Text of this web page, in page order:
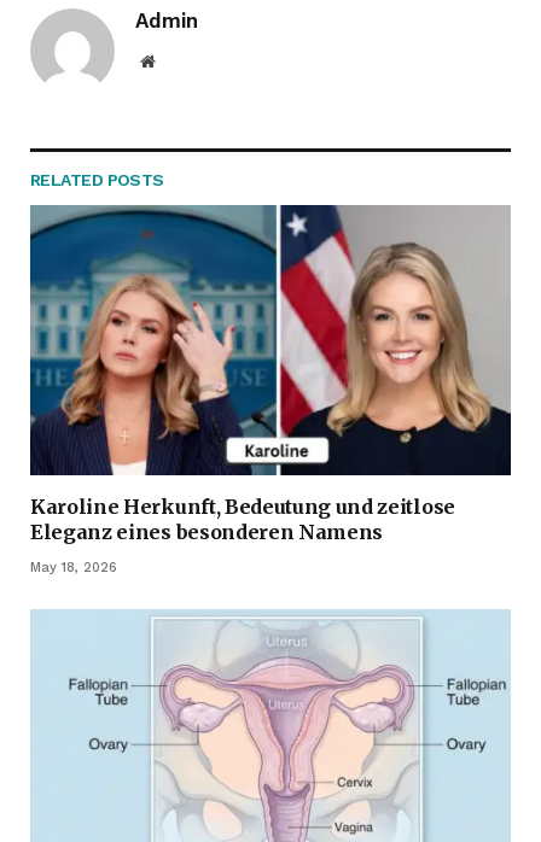
Admin
Website
RELATED POSTS
Karoline Herkunft, Bedeutung und zeitlose
Eleganz eines besonderen Namens
May 18, 2026